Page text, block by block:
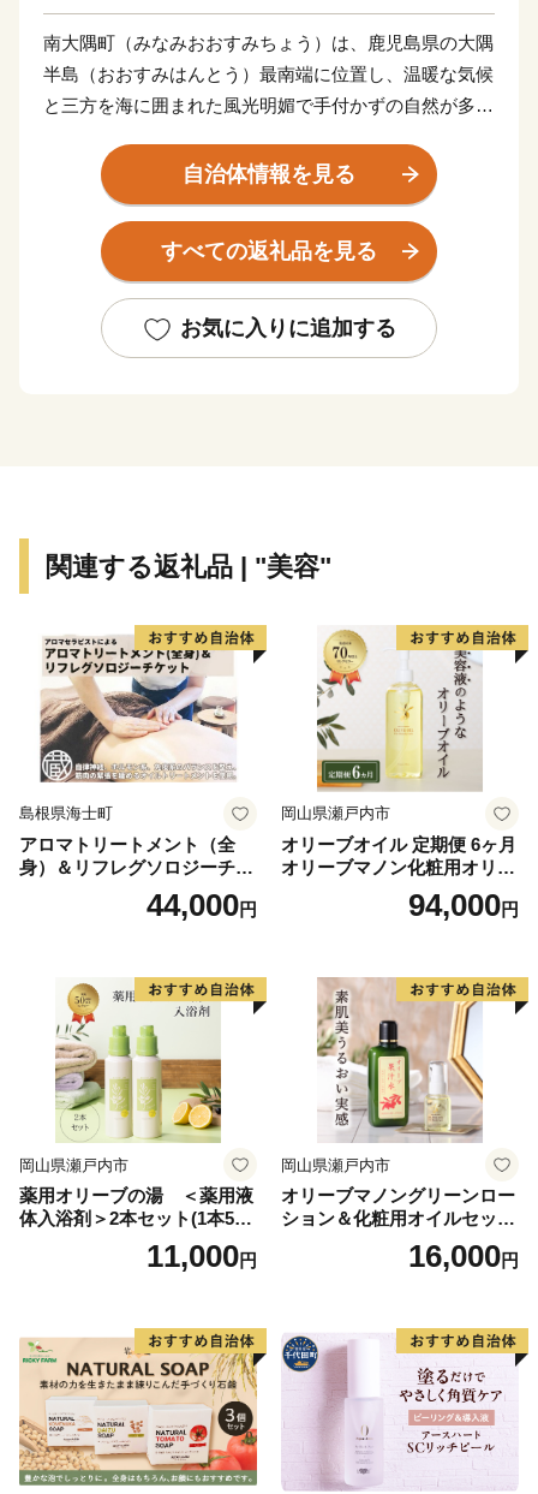
南大隅町（みなみおおすみちょう）は、鹿児島県の大隅
半島（おおすみはんとう）最南端に位置し、温暖な気候
と三方を海に囲まれた風光明媚で手付かずの自然が多く
佐多岬（さたみさき）の近くを北緯31度線が通過してお
り、エジプトのカイロ、インドのニューデリー、中国の
上海等と同緯度上にあります。
南大隅町は、温暖な気候を活かした農業、畜産業、水産
業が盛んで、南国特色のある特産品を多数揃えておりま
▼ねじめ黄金カンパチ：鹿児島県ブランド認定・美味
▼柑橘類：甘みが強く香りよい柑橘
▼パッションフルーツ：芳醇な香りと濃厚な甘み・爽や
かな酸味
▼さつまいも：甘さが人気の紅はるか
▼日本みつばちの蜂蜜：貴重な日本みつばちの天然百花
▼スイーツ：地元食材を使った手作りスイーツ
▼びわ茶：国産びわの葉、ノンカフェイン
派ケア
▼ダレスバッグ：職人手作りの一生もの
▼西陣織の帯：熟練職人の至高の逸品
▼薔薇（ばら）：農園直送、極上の華やかな花束便
自治体情報を見る
すべての返礼品を見る
お気に入りに追加する
関連する返礼品 | "美容"
島根県海士町
アロマトリートメント（全
身）＆リフレグソロジーチケ
44,000円
岡山県瀬戸内市
オリーブオイル 定期便 6ヶ月
オリーブマノン化粧用オリー
ブオイル 200ml オリーブ オ
イル 美容 スキンケア 化粧用
94,000円
岡山県瀬戸内市
薬用オリーブの湯 ＜薬用液
体入浴剤＞2本セット(1本500
11,000円
岡山県瀬戸内市
オリーブマノングリーンロー
ション＆化粧用オイルセット
美容グッズ スキンケア 化粧
16,000円